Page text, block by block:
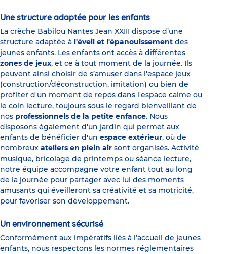
Une structure adaptée pour les enfants
La crèche Babilou Nantes Jean XXIII dispose d’une
structure adaptée à l'éveil et l'épanouissement des
jeunes enfants. Les enfants ont accès à différentes
zones de jeux, et ce à tout moment de la journée. Ils
peuvent ainsi choisir de s’amuser dans l'espace jeux
(construction/déconstruction, imitation) ou bien de
profiter d'un moment de repos dans l'espace calme ou
le coin lecture, toujours sous le regard bienveillant de
nos professionnels de la petite enfance. Nous
disposons également d'un jardin qui permet aux
enfants de bénéficier d'un espace extérieur, où de
nombreux ateliers en plein air sont organisés. Activité
musique, bricolage de printemps ou séance lecture,
notre équipe accompagne votre enfant tout au long
de la journée pour partager avec lui des moments
amusants qui éveilleront sa créativité et sa motricité,
pour favoriser son développement.
Un environnement sécurisé
Conformément aux impératifs liés à l’accueil de jeunes
enfants, nous respectons les normes réglementaires